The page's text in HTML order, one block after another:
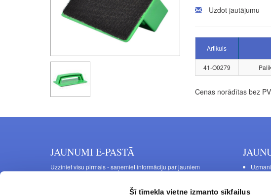
Šī tīmekļa vietne izmanto sīkfailus
Uzdot jautājumu
Artikuls
41-O0279
Cenas norādītas bez
JAUNUMI E-PASTĀ
Uzziniet visu pirmais - saņemiet informāciju par jauniem